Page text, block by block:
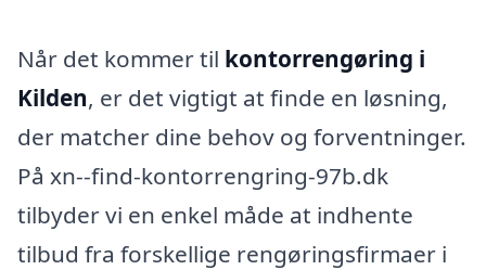
Når det kommer til kontorrengøring i
Kilden, er det vigtigt at finde en løsning,
der matcher dine behov og forventninger.
På xn--find-kontorrengring-97b.dk
tilbyder vi en enkel måde at indhente
tilbud fra forskellige rengøringsfirmaer i